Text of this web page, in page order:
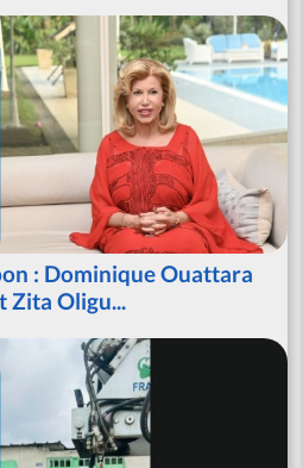
: Dominique Ouattara
Zita Oligu...